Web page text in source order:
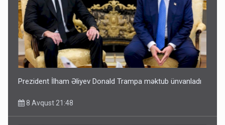
Prezident İlham Əliyev Donald Trampa məktub ünvanladı
8 Avqust 21:48